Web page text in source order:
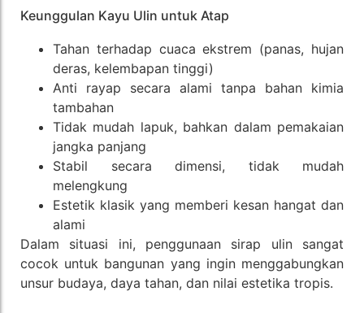
Keunggulan Kayu Ulin untuk Atap
Tahan terhadap cuaca ekstrem (panas, hujan
deras, kelembapan tinggi)
Anti rayap secara alami tanpa bahan kimia
tambahan
Tidak mudah lapuk, bahkan dalam pemakaian
jangka panjang
Stabil secara dimensi, tidak mudah
melengkung
Estetik klasik yang memberi kesan hangat dan
alami
Dalam situasi ini, penggunaan sirap ulin sangat
cocok untuk bangunan yang ingin menggabungkan
unsur budaya, daya tahan, dan nilai estetika tropis.